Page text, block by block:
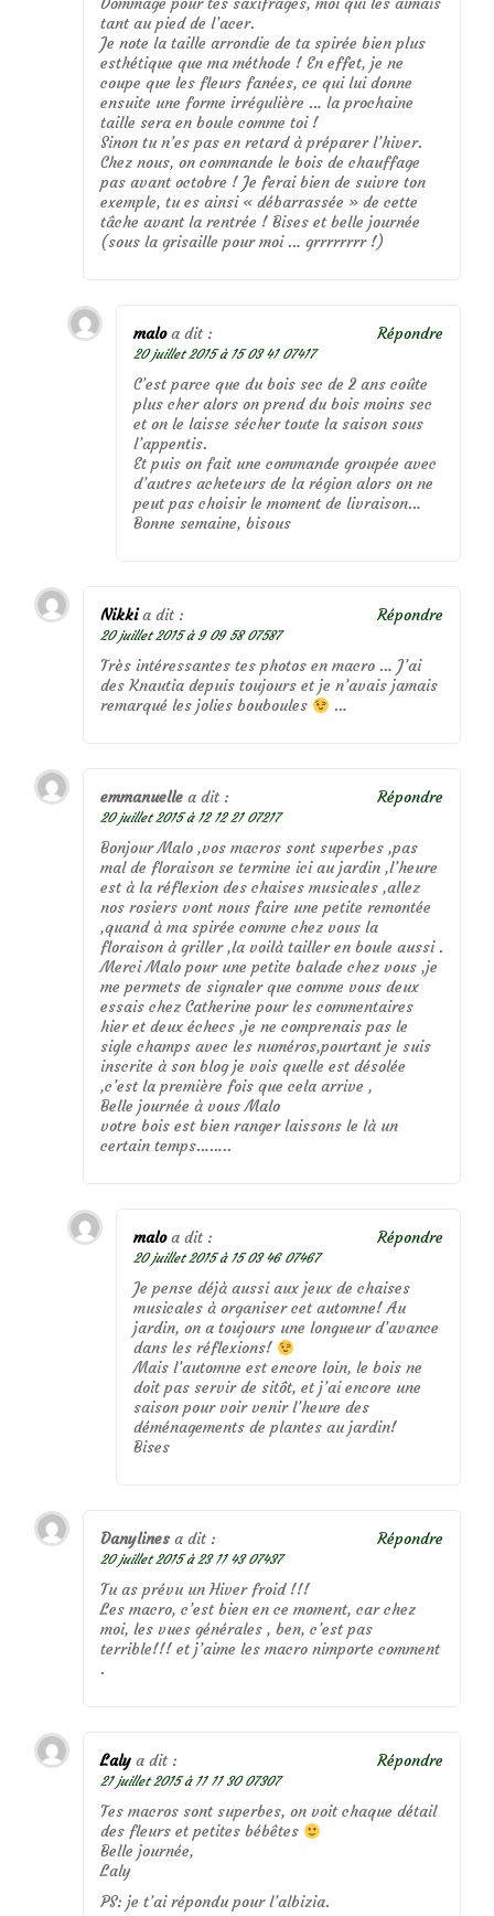
tant au pied de l’acer.
Je note la taille arrondie de ta spirée bien plus
esthétique que ma méthode ! En effet, je ne
coupe que les fleurs fanées, ce qui lui donne
ensuite une forme irrégulière … la prochaine
taille sera en boule comme toi !
Sinon tu n’es pas en retard à préparer l’hiver.
Chez nous, on commande le bois de chauffage
pas avant octobre ! Je ferai bien de suivre ton
exemple, tu es ainsi « débarrassée » de cette
tâche avant la rentrée ! Bises et belle journée
(sous la grisaille pour moi … grrrrrrrr !)
malo a dit :
20 juillet 2015 à 15 03 41 07417
C’est parce que du bois sec de 2 ans coûte
plus cher alors on prend du bois moins sec
et on le laisse sécher toute la saison sous
l’appentis.
Et puis on fait une commande groupée avec
d’autres acheteurs de la région alors on ne
peut pas choisir le moment de livraison…
Bonne semaine, bisous
Répondre
Nikki a dit :
20 juillet 2015 à 9 09 58 07587
Très intéressantes tes photos en macro … J’ai
des Knautia depuis toujours et je n’avais jamais
remarqué les jolies bouboules
…
Répondre
emmanuelle a dit :
20 juillet 2015 à 12 12 21 07217
Bonjour Malo ,vos macros sont superbes ,pas
mal de floraison se termine ici au jardin ,l’heure
est à la réflexion des chaises musicales ,allez
nos rosiers vont nous faire une petite remontée
,quand à ma spirée comme chez vous la
floraison à griller ,la voilà tailler en boule aussi .
Merci Malo pour une petite balade chez vous ,je
me permets de signaler que comme vous deux
essais chez Catherine pour les commentaires
hier et deux échecs ,je ne comprenais pas le
sigle champs avec les numéros,pourtant je suis
inscrite à son blog je vois quelle est désolée
,c’est la première fois que cela arrive ,
Belle journée à vous Malo
votre bois est bien ranger laissons le là un
certain temps……..
Répondre
malo a dit :
20 juillet 2015 à 15 03 46 07467
Je pense déjà aussi aux jeux de chaises
musicales à organiser cet automne! Au
jardin, on a toujours une longueur d’avance
dans les réflexions!
Mais l’automne est encore loin, le bois ne
doit pas servir de sitôt, et j’ai encore une
saison pour voir venir l’heure des
déménagements de plantes au jardin!
Bises
Répondre
Danylines a dit :
20 juillet 2015 à 23 11 43 07437
Tu as prévu un Hiver froid !!!
Les macro, c’est bien en ce moment, car chez
moi, les vues générales , ben, c’est pas
terrible!!! et j’aime les macro nimporte comment
.
Répondre
Laly a dit :
21 juillet 2015 à 11 11 30 07307
Tes macros sont superbes, on voit chaque détail
des fleurs et petites bébêtes
Belle journée,
Laly
PS: je t’ai répondu pour l’albizia.
Répondre